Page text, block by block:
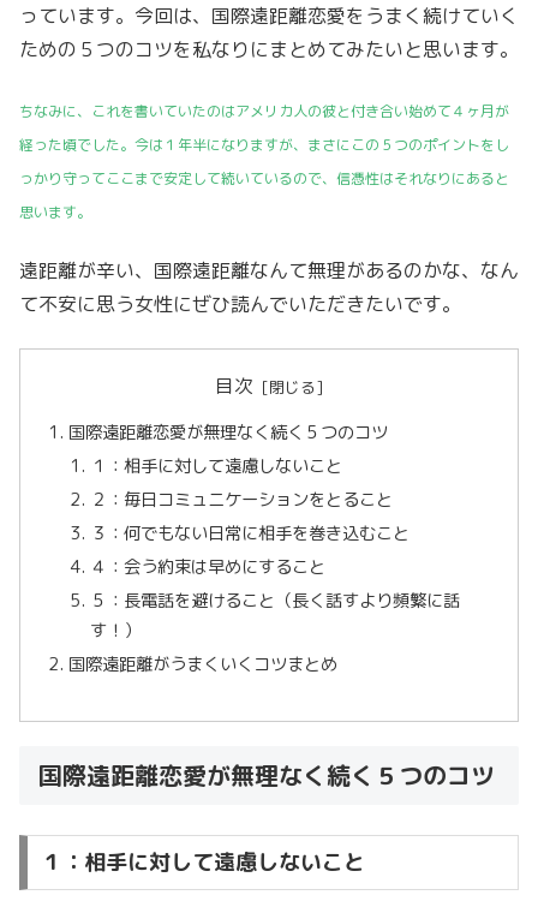
っています。今回は、国際遠距離恋愛をうまく続けていく
ための５つのコツを私なりにまとめてみたいと思います。
ちなみに、これを書いていたのはアメリカ人の彼と付き合い始めて４ヶ月が
経った頃でした。今は１年半になりますが、まさにこの５つのポイントをし
っかり守ってここまで安定して続いているので、信憑性はそれなりにあると
思います。
遠距離が辛い、国際遠距離なんて無理があるのかな、なん
て不安に思う女性にぜひ読んでいただきたいです。
目次
国際遠距離恋愛が無理なく続く５つのコツ
１：相手に対して遠慮しないこと
２：毎日コミュニケーションをとること
３：何でもない日常に相手を巻き込むこと
４：会う約束は早めにすること
５：長電話を避けること（長く話すより頻繁に話
す！）
国際遠距離がうまくいくコツまとめ
国際遠距離恋愛が無理なく続く５つのコツ
１：相手に対して遠慮しないこと